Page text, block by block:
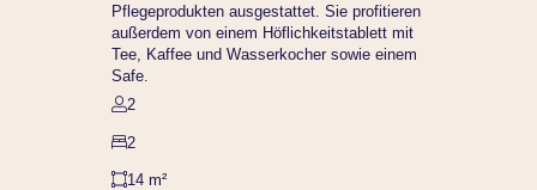
Pflegeprodukten ausgestattet. Sie profitieren
außerdem von einem Höflichkeitstablett mit
Tee, Kaffee und Wasserkocher sowie einem
Safe.
2
2
14 m²